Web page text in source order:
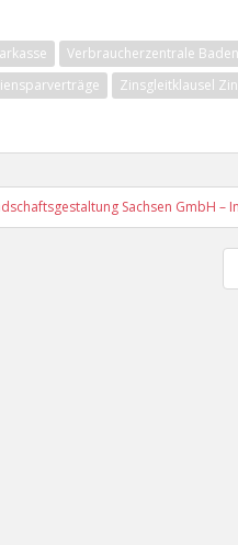
Verbraucherzentrale
Zinsgleitklausel
Sachsen GmbH –